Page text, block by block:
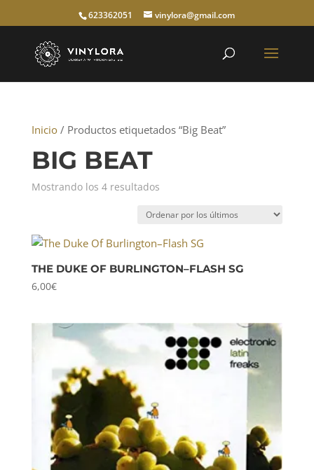
623362051 vinylora@gmail.com
Inicio/ Productos etiquetados “Big Beat”
BIG BEAT
Mostrando los 4 resultadosOrdenado
los
últimos
THE DUKE OF BURLINGTON–FLASH SG
6,00€